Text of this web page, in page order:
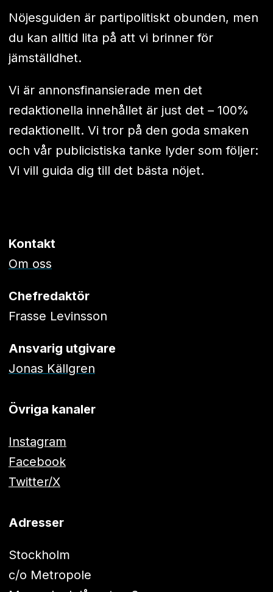
Nöjesguiden är partipolitiskt obunden, men
du kan alltid lita på att vi brinner för
jämställdhet.
Vi är annonsfinansierade men det
redaktionella innehållet är just det – 100%
redaktionellt. Vi tror på den goda smaken
och vår publicistiska tanke lyder som följer:
Vi vill guida dig till det bästa nöjet.
Kontakt
Om oss
Chefredaktör
Frasse Levinsson
Ansvarig utgivare
Jonas Källgren
Övriga kanaler
Instagram
Facebook
Twitter/X
Adresser
Stockholm
c/o Metropole